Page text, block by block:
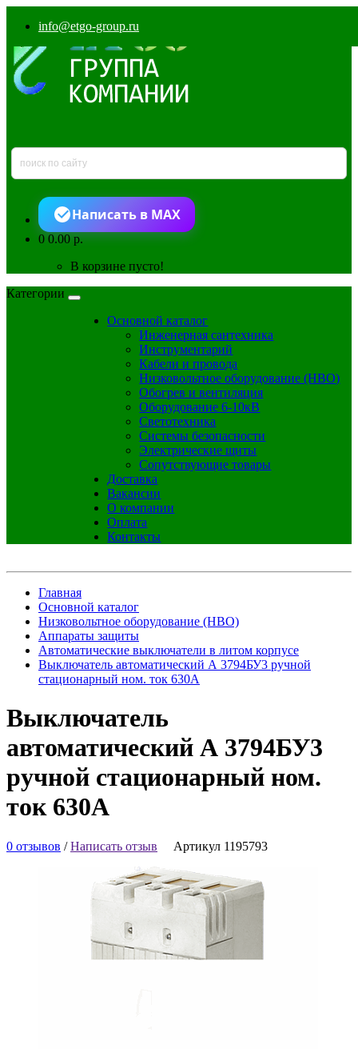
info@etgo-group.ru
Написать в MAX
00.00 р.
В корзине пусто!
Категории
Основной каталог
Инженерная сантехника
Инструментарий
Кабели и провода
Низковольтное оборудование (НВО)
Обогрев и вентиляция
Оборудование 6-10кВ
Светотехника
Системы безопасности
Электрические щиты
Сопутствующие товары
Доставка
Вакансии
О компании
Оплата
Контакты
Главная
Основной каталог
Низковольтное оборудование (НВО)
Аппараты защиты
Автоматические выключатели в литом корпусе
Выключатель автоматический А 3794БУ3 ручной
стационарный ном. ток 630А
Выключатель
автоматический А 3794БУ3
ручной стационарный ном.
ток 630А
0 отзывов /Написать отзыв Артикул 1195793